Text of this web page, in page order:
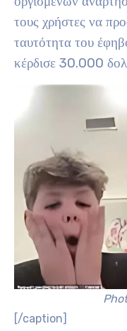
τους χρήστες να
ταυτότητα του
κέρδισε 30.000
[/caption]